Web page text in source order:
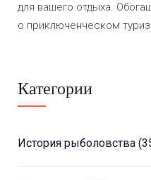
для вашего отдыха.
о приключенческом
Категории
История рыболовства